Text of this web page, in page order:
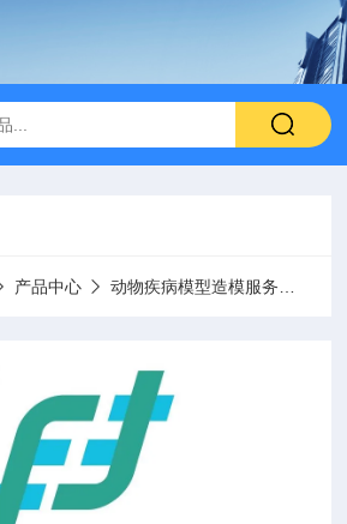
产品中心 动物疾病模型造模服务